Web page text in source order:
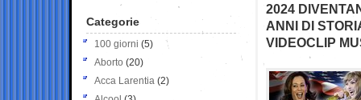
2024
ANNI DI
VIDEOCLIP
Categorie
100 giorni (5)
Aborto (20)
Acca Larentia (2)